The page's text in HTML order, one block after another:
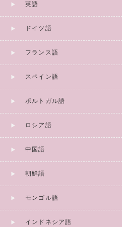
英語
ドイツ語
フランス語
スペイン語
ポルトガル語
ロシア語
中国語
朝鮮語
モンゴル語
インドネシア語